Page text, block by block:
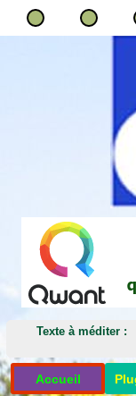
Texte à méditer :
Accueil